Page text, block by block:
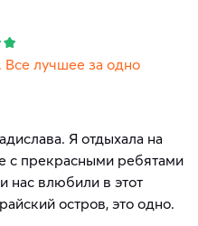
лучшее за одно
Я отдыхала на
с прекрасными ребятами
нас влюбили в этот
остров, это одно.